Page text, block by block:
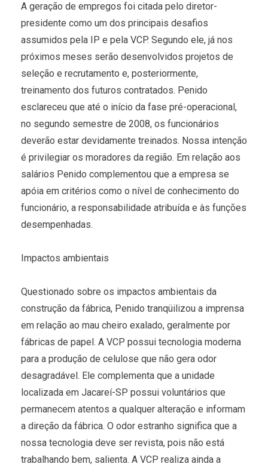
A geração de empregos foi citada pelo diretor-
presidente como um dos principais desafios
assumidos pela IP e pela VCP. Segundo ele, já nos
próximos meses serão desenvolvidos projetos de
seleção e recrutamento e, posteriormente,
treinamento dos futuros contratados. Penido
esclareceu que até o início da fase pré-operacional,
no segundo semestre de 2008, os funcionários
deverão estar devidamente treinados. Nossa intenção
é privilegiar os moradores da região. Em relação aos
salários Penido complementou que a empresa se
apóia em critérios como o nível de conhecimento do
funcionário, a responsabilidade atribuída e às funções
desempenhadas.
Impactos ambientais
Questionado sobre os impactos ambientais da
construção da fábrica, Penido tranqüilizou a imprensa
em relação ao mau cheiro exalado, geralmente por
fábricas de papel. A VCP possui tecnologia moderna
para a produção de celulose que não gera odor
desagradável. Ele complementa que a unidade
localizada em Jacareí-SP possui voluntários que
permanecem atentos a qualquer alteração e informam
a direção da fábrica. O odor estranho significa que a
nossa tecnologia deve ser revista, pois não está
trabalhando bem, salienta. A VCP realiza ainda a